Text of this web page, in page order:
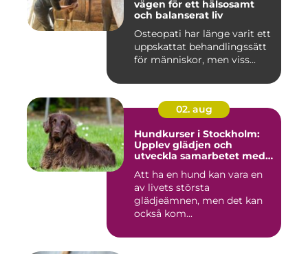
vägen för ett hälsosamt
och balanserat liv
Osteopati har länge varit ett
uppskattat behandlingssätt
för människor, men viss...
02. aug
Hundkurser i Stockholm:
Upplev glädjen och
utveckla samarbetet med
Att ha en hund kan vara en
av livets största
glädjeämnen, men det kan
också kom...